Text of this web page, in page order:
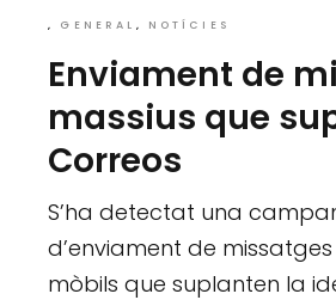
GENERAL NOTÍCIES
Enviament de
massius que
Correos
S’ha detectat una
d’enviament de
mòbils que suplanten la